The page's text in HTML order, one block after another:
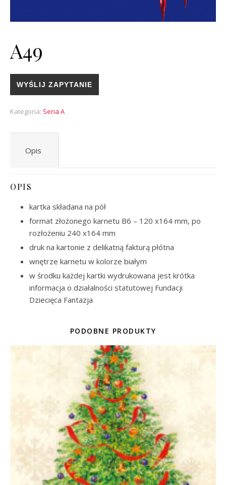
A49
WYŚLIJ ZAPYTANIE
Kategoria: Seria A
Opis
OPIS
kartka składana na pół
format złożonego karnetu B6 – 120 x164 mm, po
rozłożeniu 240 x164 mm
druk na kartonie z delikatną fakturą płótna
wnętrze karnetu w kolorze białym
w środku każdej kartki wydrukowana jest krótka
informacja o działalności statutowej Fundacji
Dziecięca Fantazja
PODOBNE PRODUKTY